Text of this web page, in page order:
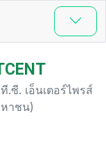
.ซี. เอ็นเตอร์ไพรส์
าชน)